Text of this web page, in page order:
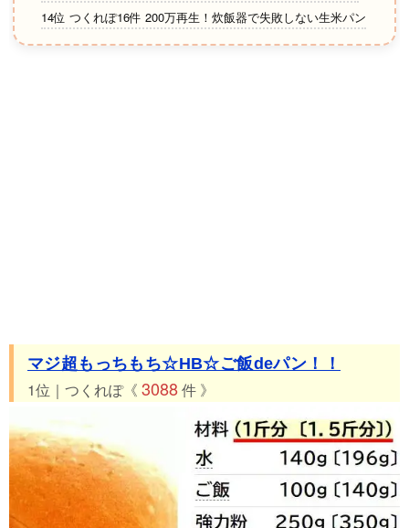
14位 つくれぽ16件 200万再生！炊飯器で失敗しない生米パン
マジ超もっちもち☆HB☆ご飯deパン！！
1位｜つくれぽ《 3088件 》